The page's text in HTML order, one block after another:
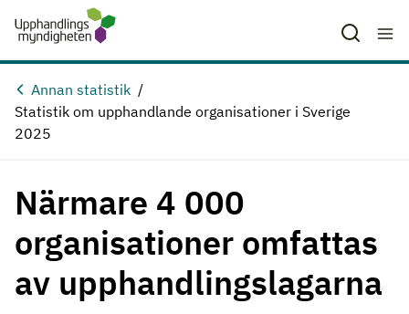
Hoppa till huvudinnehåll
Annan statistik
Statistik om upphandlande organisationer i Sverige
2025
Närmare 4 000
organisationer omfattas
av upphandlingslagarna